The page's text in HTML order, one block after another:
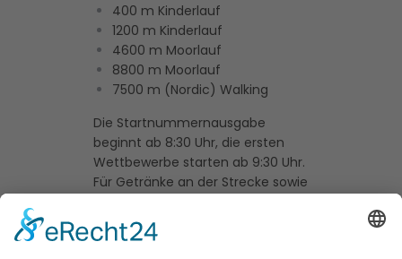
400 m Kinderlauf
1200 m Kinderlauf
4600 m Moorlauf
8800 m Moorlauf
7500 m (Nordic) Walking
Die Startnummernausgabe
beginnt ab 8:30 Uhr, die ersten
Wettbewerbe starten ab 9:30 Uhr.
Für Getränke an der Strecke sowie
am Sportplatz ist gesorgt.